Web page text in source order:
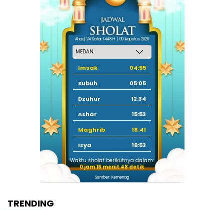
Ahad, 24 Safar 1448 H / 09 Agustus 2026
Imsak
04:55
Subuh
05:05
Dzuhur
12:34
Ashar
15:53
Maghrib
18:41
Isya
19:53
Waktu sholat berikutnya dalam:
0 jam 16 menit 47 detik
Sumber: Kemenag
TRENDING